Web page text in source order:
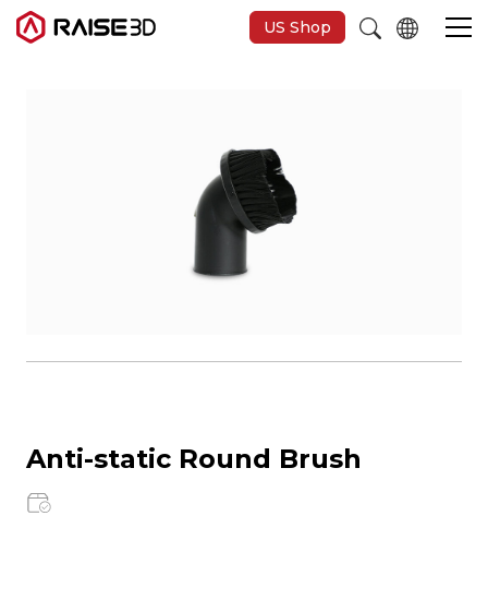
US Shop
Anti-static Round Brush